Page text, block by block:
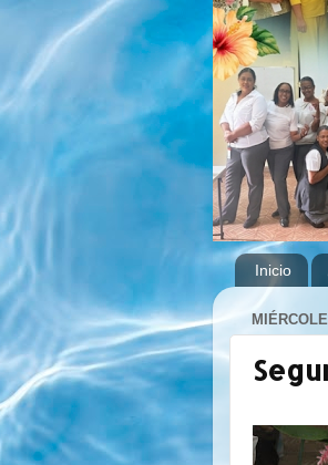
Inicio